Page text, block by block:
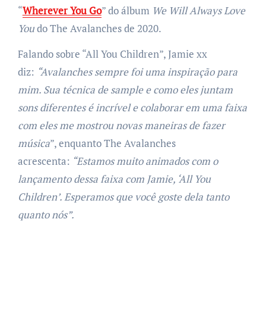
“Wherever You Go” do álbum We Will Always Love
Youdo The Avalanches de 2020.
Falando sobre “All You Children”, Jamie xx
diz: “Avalanches sempre foi uma inspiração para
mim. Sua técnica de sample e como eles juntam
sons diferentes é incrível e colaborar em uma faixa
com eles me mostrou novas maneiras de fazer
música”, enquanto The Avalanches
acrescenta: “Estamos muito animados com o
lançamento dessa faixa com Jamie, ‘All You
Children’. Esperamos que você goste dela tanto
quanto nós”.